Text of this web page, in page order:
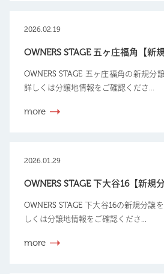
2026.02.19
OWNERS STAGE 五ヶ庄福角【新
OWNERS STAGE 五ヶ庄福角の新規分
詳しくは分譲地情報をご確認くださ...
more
2026.01.29
OWNERS STAGE 下大谷16【新規
OWNERS STAGE 下大谷16の新規分譲
しくは分譲地情報をご確認くださ...
more